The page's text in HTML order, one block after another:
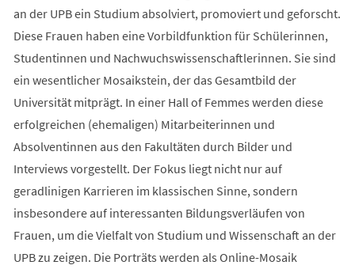
an der UPB ein Studium absolviert, promoviert und geforscht.
Diese Frauen haben eine Vorbildfunktion für Schülerinnen,
Studentinnen und Nachwuchswissenschaftlerinnen. Sie sind
ein wesentlicher Mosaikstein, der das Gesamtbild der
Universität mitprägt. In einer Hall of Femmes werden diese
erfolgreichen (ehemaligen) Mitarbeiterinnen und
Absolventinnen aus den Fakultäten durch Bilder und
Interviews vorgestellt. Der Fokus liegt nicht nur auf
geradlinigen Karrieren im klassischen Sinne, sondern
insbesondere auf interessanten Bildungsverläufen von
Frauen, um die Vielfalt von Studium und Wissenschaft an der
UPB zu zeigen. Die Porträts werden als Online-Mosaik